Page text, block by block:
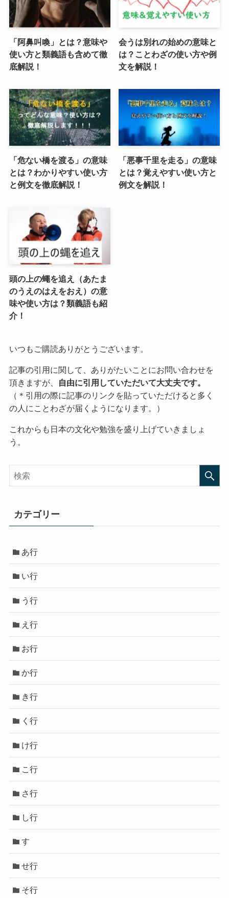
「阿鼻叫喚」とは？意味や
使い方と類義語も含めて徹
底解説！
会うは別れの始めの意味と
は？ことわざの使い方や例
文を解説！
「危ない橋を渡る」の意味
とは？わかりやすい使い方
と例文を徹底解説！
「悪事千里を走る」の意味
とは？覚えやすい使い方と
例文を解説！
頭の上の蠅を追え（あたま
のうえのはえをおえ）の意
味や使い方は？類義語も紹
介！
いつもご購読ありがとうございます。
記事の引用に関して、ありがたいことにお問い合わせを
頂きますが、
自由に引用していただいて大丈夫です。
（＊引用の際に記事のリンクを貼っていただけると多く
の人にことわざが届くようになります。）
これからも日本の文化や勉強を盛り上げていきましょ
う。
カテゴリー
あ行
い行
う行
え行
お行
か行
き行
く行
け行
こ行
さ行
し行
す
せ行
そ行